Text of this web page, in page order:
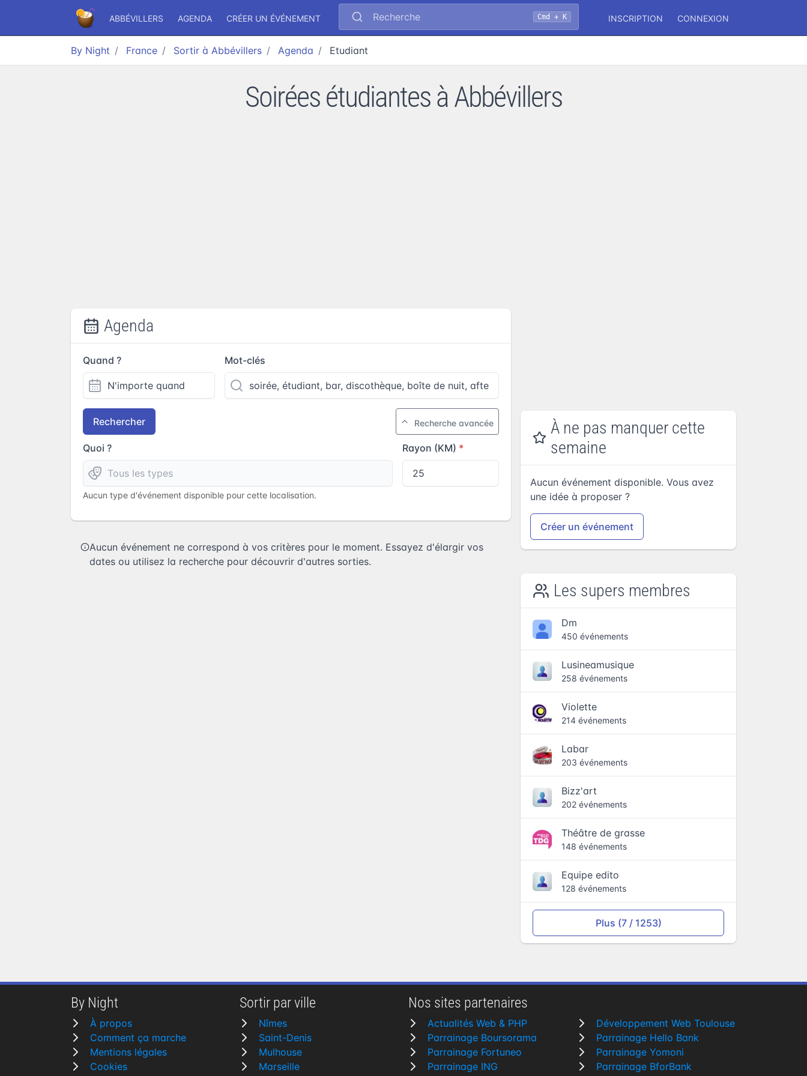
ABBÉVILLERS AGENDA CRÉER UN ÉVÉNEMENT Recherche Cmd + K INSCRIPTION CONNEXION
By Night France Sortir à Abbévillers Agenda Etudiant
Soirées étudiantes à Abbévillers
Agenda
Quand ? Mot-clés
Rechercher Recherche avancée
Quoi ?
Aucun type d'événement disponible pour cette localisation.
Rayon (KM)
Aucun événement ne correspond à vos critères pour le moment. Essayez d'élargir vos
dates ou utilisez la recherche pour découvrir d'autres sorties.
À ne pas manquer cette
semaine
Aucun événement disponible. Vous avez
une idée à proposer ?
Créer un événement
Les supers membres
Dm
450 événements
Lusineamusique
258 événements
Violette
214 événements
Labar
203 événements
Bizz'art
202 événements
Théâtre de grasse
148 événements
Equipe edito
128 événements
Plus (7 / 1253)
By Night
À propos
Comment ça marche
Mentions légales
Cookies
Sortir par ville
Nîmes
Saint-Denis
Mulhouse
Marseille
Nos sites partenaires
Actualités Web & PHP
Parrainage Boursorama
Parrainage Fortuneo
Parrainage ING
Développement Web Toulouse
Parrainage Hello Bank
Parrainage Yomoni
Parrainage BforBank